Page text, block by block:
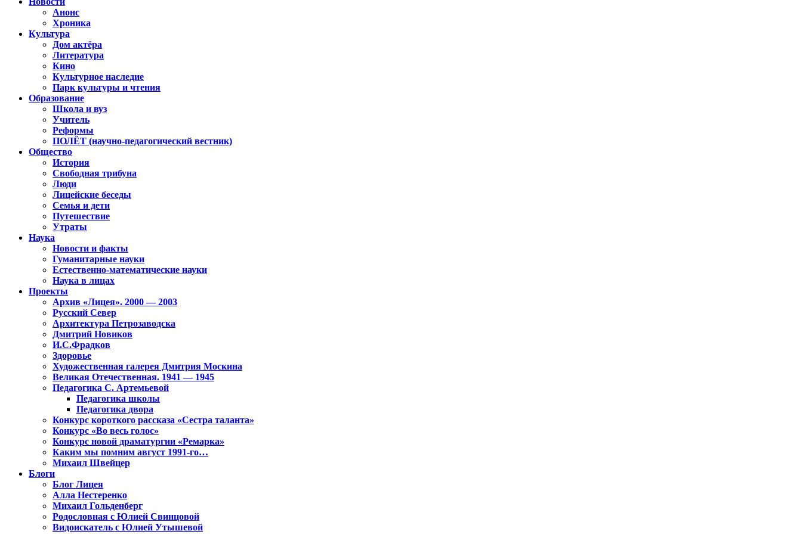
Анонс
Хроника
Культура
Дом актёра
Литература
Кино
Культурное наследие
Парк культуры и чтения
Образование
Школа и вуз
Учитель
Реформы
ПОЛЁТ (научно-педагогический вестник)
Общество
История
Свободная трибуна
Люди
Лицейские беседы
Семья и дети
Путешествие
Утраты
Наука
Новости и факты
Гуманитарные науки
Естественно-математические науки
Наука в лицах
Проекты
Архив «Лицея». 2000 — 2003
Русский Север
Архитектура Петрозаводска
Дмитрий Новиков
И.С.Фрадков
Здоровье
Художественная галерея Дмитрия Москина
Великая Отечественная. 1941 — 1945
Педагогика С. Артемьевой
Педагогика школы
Педагогика двора
Конкурс короткого рассказа «Сестра таланта»
Конкурс «Во весь голос»
Конкурс новой драматургии «Ремарка»
Каким мы помним август 1991-го…
Михаил Швейцер
Блоги
Блог Лицея
Алла Нестеренко
Михаил Гольденберг
Родословная с Юлией Свинцовой
Видоискатель с Юлией Утышевой